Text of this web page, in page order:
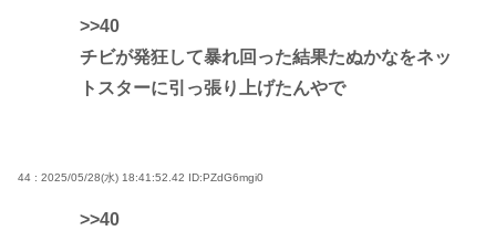
>>40
チビが発狂して暴れ回った結果たぬかなをネッ
トスターに引っ張り上げたんやで
44 : 2025/05/28(水) 18:41:52.42 ID:PZdG6mgi0
>>40